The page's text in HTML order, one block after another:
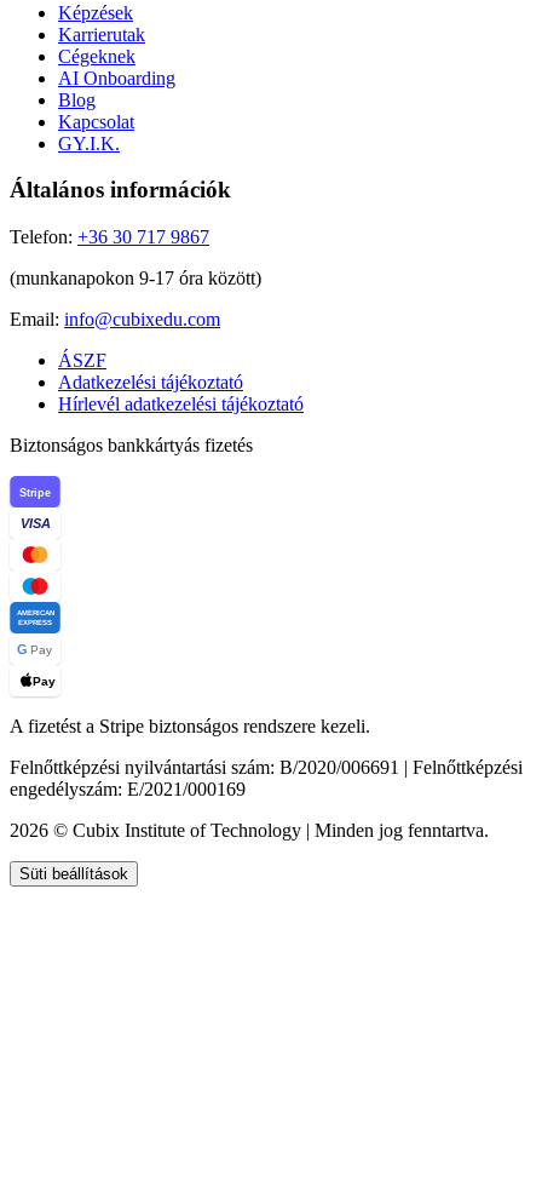
Képzések
Karrierutak
Cégeknek
AI Onboarding
Blog
Kapcsolat
GY.I.K.
Általános információk
Telefon: +36 30 717 9867
(munkanapokon 9-17 óra között)
Email: info@cubixedu.com
ÁSZF
Adatkezelési tájékoztató
Hírlevél adatkezelési tájékoztató
Biztonságos bankkártyás fizetés
Stripe
VISA
AMERICAN
EXPRESS
G Pay
Pay
A fizetést a Stripe biztonságos rendszere kezeli.
Felnőttképzési nyilvántartási szám: B/2020/006691 | Felnőttképzési
engedélyszám: E/2021/000169
2026 © Cubix Institute of Technology | Minden jog fenntartva.
Süti beállítások